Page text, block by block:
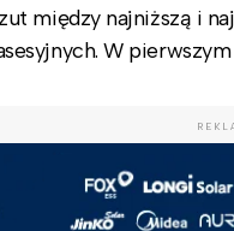
między najniższą i
W